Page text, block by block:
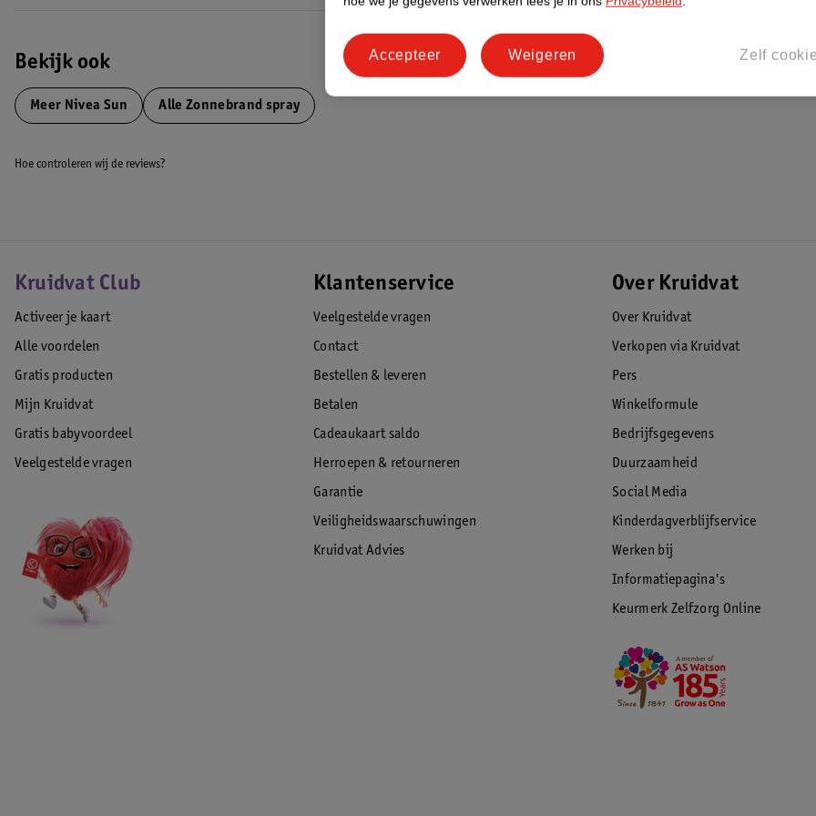
Bekijk ook
Meer Nivea Sun Alle Zonnebrand spray
Hoe controleren wij de reviews?
Kruidvat Club
Activeer je kaart
Alle voordelen
Gratis producten
Mijn Kruidvat
Gratis babyvoordeel
Veelgestelde vragen
Klantenservice
Veelgestelde vragen
Contact
Bestellen & leveren
Betalen
Cadeaukaart saldo
Herroepen & retourneren
Garantie
Veiligheidswaarschuwingen
Kruidvat Advies
Over Kruidvat
Over Kruidvat
Verkopen via Kruidvat
Pers
Winkelformule
Bedrijfsgegevens
Duurzaamheid
Social Media
Kinderdagverblijfservice
Werken bij
Informatiepagina's
Keurmerk Zelfzorg Online
Zelf
Weigeren
Accepteer